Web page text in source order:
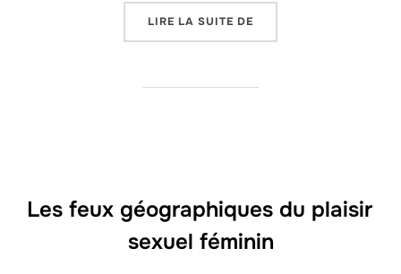
LIRE LA SUITE DE
Les feux géographiques du plaisir
sexuel féminin